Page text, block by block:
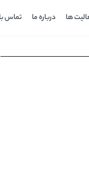
ها درباره ما تماس